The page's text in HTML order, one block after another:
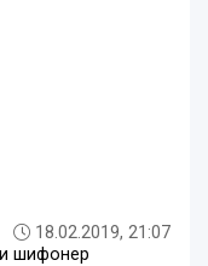
18.02.2019, 21:07
шифонер